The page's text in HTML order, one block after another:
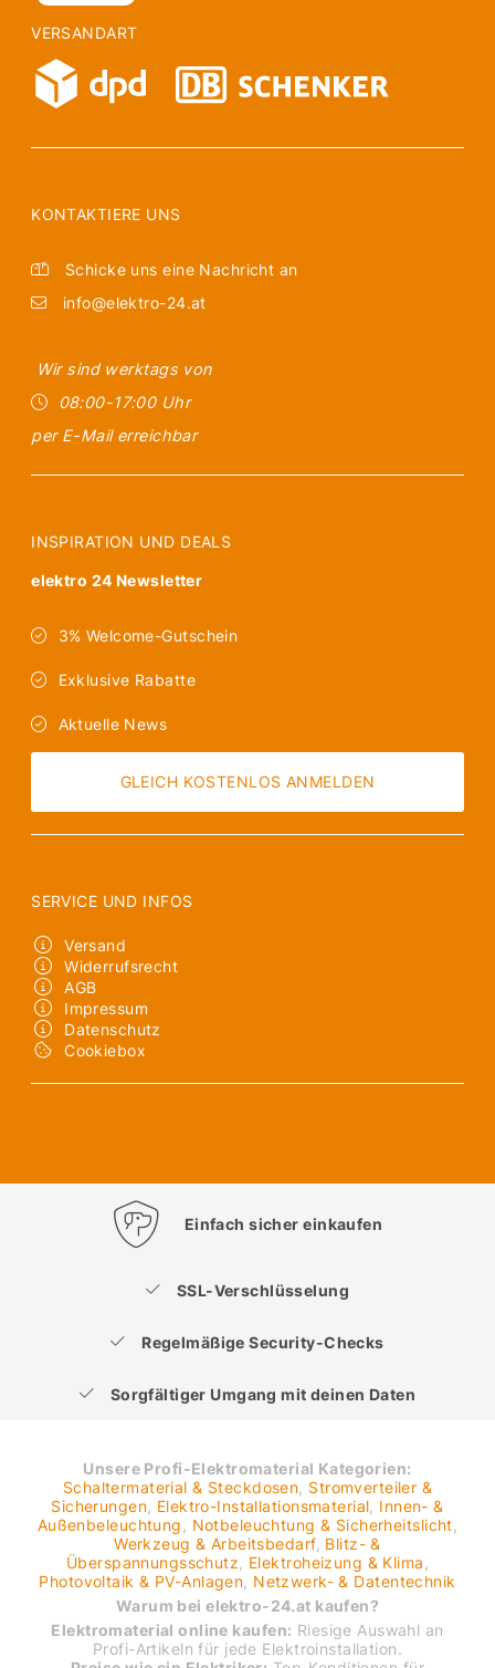
VERSANDART
KONTAKTIERE UNS
Schicke uns eine Nachricht an
info@elektro-24.at
Wir sind werktags von
08:00-17:00 Uhr
per E-Mail erreichbar
INSPIRATION UND DEALS
elektro 24 Newsletter
3% Welcome-Gutschein
Exklusive Rabatte
Aktuelle News
GLEICH KOSTENLOS ANMELDEN
SERVICE UND INFOS
Versand
Widerrufsrecht
AGB
Impressum
Datenschutz
Cookiebox
Einfach sicher einkaufen
SSL-Verschlüsselung
Regelmäßige Security-Checks
Sorgfältiger Umgang mit deinen Daten
Unsere Profi-Elektromaterial Kategorien:
Schaltermaterial & Steckdosen Stromverteiler &
Sicherungen Elektro-Installationsmaterial Innen- &
Außenbeleuchtung
Notbeleuchtung & Sicherheitslicht
Werkzeug & Arbeitsbedarf, Blitz- &
Überspannungsschutz
Elektroheizung & Klima
Photovoltaik & PV-Anlagen Netzwerk- & Datentechnik
Warum bei elektro-24.at kaufen?
Elektromaterial online kaufen: Riesige Auswahl an
Profi-Artikeln für jede Elektroinstallation.